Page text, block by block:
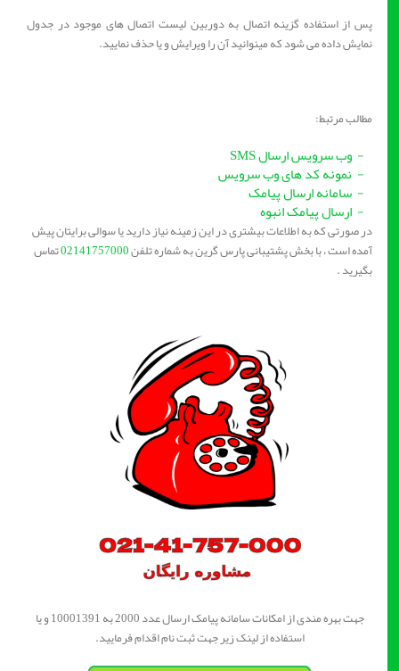
پس از استفاده گزینه اتصال به دوربین لیست اتصال های موجود در جدول
نمایش داده می شود که مینوانید آن را ویرایش و یا حذف نمایید.
مطالب مرتبط:
- وب سرویس ارسال SMS
- نمونه کد های وب سرویس
- سامانه ارسال پیامک
- ارسال پیامک انبوه
در صورتی که به اطلاعات بیشتری در این زمینه نیاز دارید یا سوالی برایتان پیش
آمده است ، با بخش پشتیبانی پارس گرین به شماره تلفن02141757000تماس
بگیرید .
جهت بهره مندی از امکانات سامانه پیامک ارسال عدد 2000 به 10001391 و یا
استفاده از لینک زیر جهت ثبت نام اقدام فرمایید.